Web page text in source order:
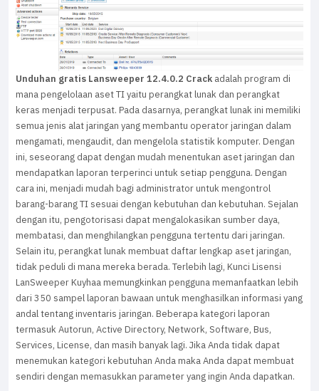
Unduhan gratis Lansweeper 12.4.0.2 Crack adalah program di
mana pengelolaan aset TI yaitu perangkat lunak dan perangkat
keras menjadi terpusat. Pada dasarnya, perangkat lunak ini memiliki
semua jenis alat jaringan yang membantu operator jaringan dalam
mengamati, mengaudit, dan mengelola statistik komputer. Dengan
ini, seseorang dapat dengan mudah menentukan aset jaringan dan
mendapatkan laporan terperinci untuk setiap pengguna. Dengan
cara ini, menjadi mudah bagi administrator untuk mengontrol
barang-barang TI sesuai dengan kebutuhan dan kebutuhan. Sejalan
dengan itu, pengotorisasi dapat mengalokasikan sumber daya,
membatasi, dan menghilangkan pengguna tertentu dari jaringan.
Selain itu, perangkat lunak membuat daftar lengkap aset jaringan,
tidak peduli di mana mereka berada. Terlebih lagi, Kunci Lisensi
LanSweeper Kuyhaa memungkinkan pengguna memanfaatkan lebih
dari 350 sampel laporan bawaan untuk menghasilkan informasi yang
andal tentang inventaris jaringan. Beberapa kategori laporan
termasuk Autorun, Active Directory, Network, Software, Bus,
Services, License, dan masih banyak lagi. Jika Anda tidak dapat
menemukan kategori kebutuhan Anda maka Anda dapat membuat
sendiri dengan memasukkan parameter yang ingin Anda dapatkan.